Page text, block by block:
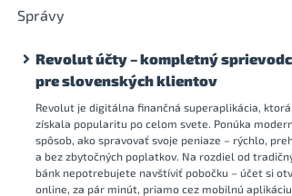
Správy
Revolut účty – kompletný
pre slovenských klientov
Revolut je digitálna finančná superaplikácia, ktorá
získala popularitu po celom svete. Ponúka
spôsob, ako spravovať svoje peniaze – rýchlo,
a bez zbytočných poplatkov. Na rozdiel od
bánk nepotrebujete navštíviť pobočku – účet si
online, za pár minút, priamo cez mobilnú